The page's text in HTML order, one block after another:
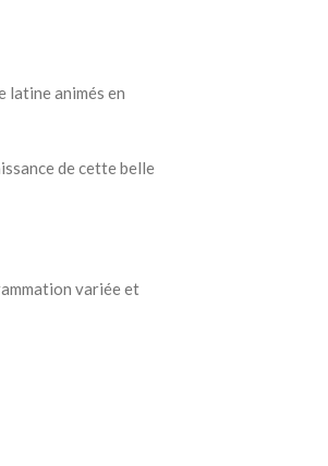
latine animés en
de cette belle
variée et